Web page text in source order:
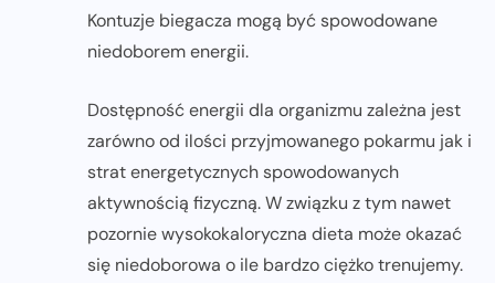
Kontuzje biegacza mogą być spowodowane
niedoborem energii.
Dostępność energii dla organizmu zależna jest
zarówno od ilości przyjmowanego pokarmu jak i
strat energetycznych spowodowanych
aktywnością fizyczną. W związku z tym nawet
pozornie wysokokaloryczna dieta może okazać
się niedoborowa o ile bardzo ciężko trenujemy.